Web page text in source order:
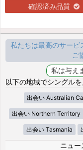
確認済み品質
私たちは最高のサービ
ご
以下の地域でシングル
出会い Australian
出会い Northern Territory
出会い Tasmania
ニュー